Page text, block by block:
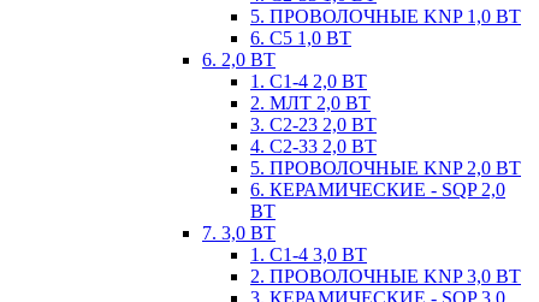
5. ПРОВОЛОЧНЫЕ KNP 1,0 ВТ
6. С5 1,0 ВТ
6. 2,0 ВТ
1. С1-4 2,0 ВТ
2. МЛТ 2,0 ВТ
3. С2-23 2,0 ВТ
4. С2-33 2,0 ВТ
5. ПРОВОЛОЧНЫЕ KNP 2,0 ВТ
6. КЕРАМИЧЕСКИЕ - SQP 2,0
ВТ
7. 3,0 ВТ
1. С1-4 3,0 ВТ
2. ПРОВОЛОЧНЫЕ KNP 3,0 ВТ
3. КЕРАМИЧЕСКИЕ - SQP 3,0